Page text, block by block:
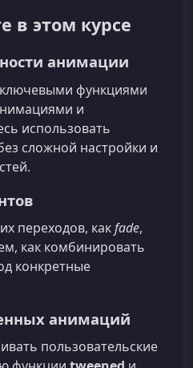
в этом курсе
анимации
функциями
и
использовать
сложной настройки и
переходов, какfade,
как комбинировать
конкретные
анимаций
пользовательские